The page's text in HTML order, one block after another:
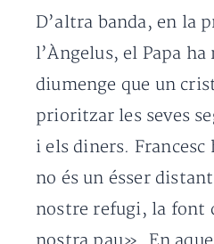
D’altra banda, en la
l’Àngelus, el Papa
diumenge que un
prioritzar les seves
i els diners.
no és un ésser
nostre refugi, la font